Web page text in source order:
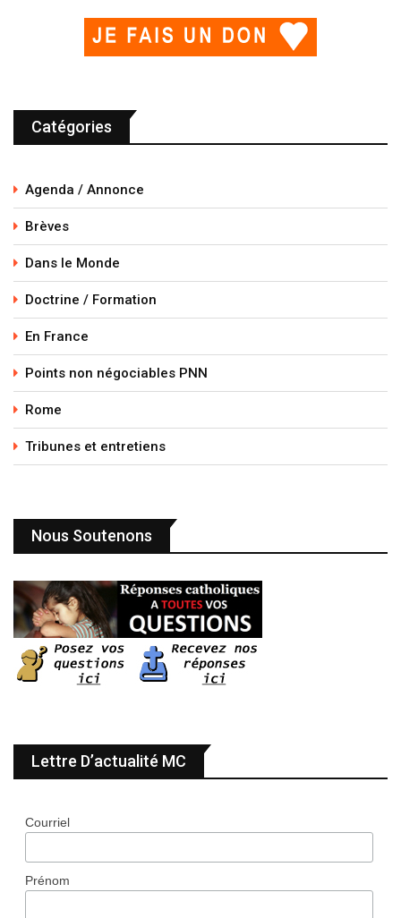
Catégories
Agenda / Annonce
Brèves
Dans le Monde
Doctrine / Formation
En France
Points non négociables PNN
Rome
Tribunes et entretiens
Nous Soutenons
Lettre D’actualité MC
Courriel
Prénom